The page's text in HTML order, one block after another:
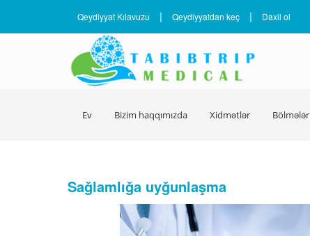
Qeydiyyat Kılavuzu | Qeydiyyatdan keç | Daxil ol
Ev Bizim haqqımızda Xidmətlər Bölmələr
Sağlamlığa uyğunlaşma